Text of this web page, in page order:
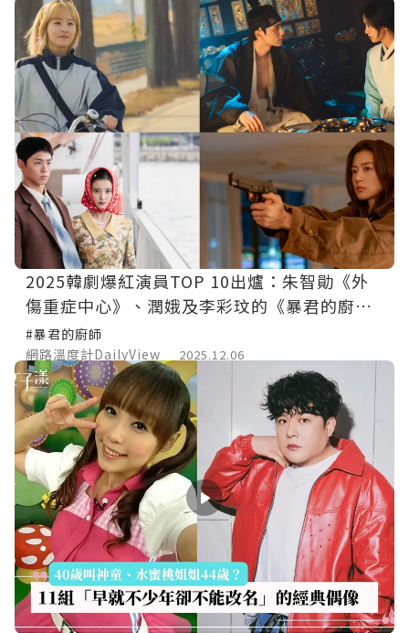
2025韓劇爆紅演員TOP 10出爐：朱智勛《外
傷重症中心》、潤娥及李彩玟的《暴君的廚
師》 誰是人氣王？
#暴君的廚師
網路溫度計DailyView
2025.12.06